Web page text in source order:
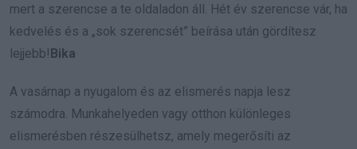
mert a szerencse a te oldaladon áll. Hét év szerencse vár, ha
kedvelés és a „sok szerencsét” beírása után gördítesz
lejjebb!Bika
A vasárnap a nyugalom és az elismerés napja lesz
számodra. Munkahelyeden vagy otthon különleges
elismerésben részesülhetsz, amely megerősíti az